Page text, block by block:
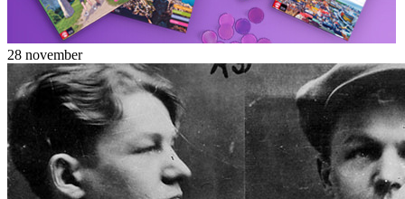
28 november